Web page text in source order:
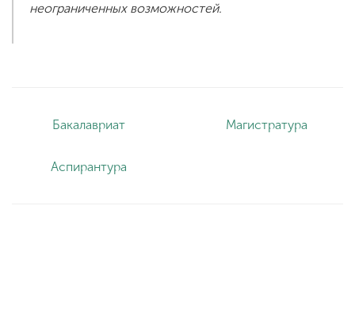
неограниченных возможностей.
Бакалавриат Магистратура
Аспирантура